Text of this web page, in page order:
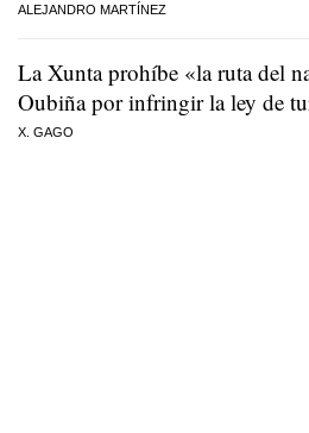
ALEJANDRO MARTÍNEZ
La Xunta prohíbe «la ruta del
Oubiña por infringir la ley de
X. GAGO